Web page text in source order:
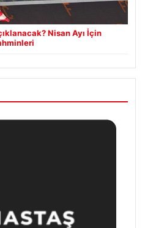
Nisan Ayı İçin